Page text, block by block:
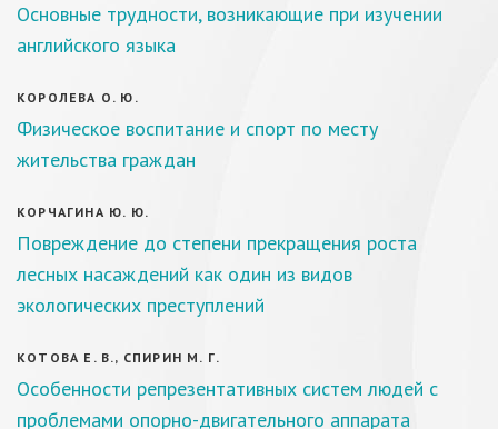
Основные трудности, возникающие при изучении
английского языка
КОРОЛЕВА О. Ю.
Физическое воспитание и спорт по месту
жительства граждан
КОРЧАГИНА Ю. Ю.
Повреждение до степени прекращения роста
лесных насаждений как один из видов
экологических преступлений
КОТОВА Е. В., СПИРИН М. Г.
Особенности репрезентативных систем людей с
проблемами опорно-двигательного аппарата